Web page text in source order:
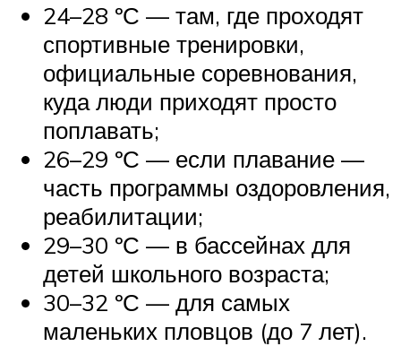
24–28 ºС — там, где проходят
спортивные тренировки,
официальные соревнования,
куда люди приходят просто
поплавать;
26–29 ºС — если плавание —
часть программы оздоровления,
реабилитации;
29–30 ºС — в бассейнах для
детей школьного возраста;
30–32 ºС — для самых
маленьких пловцов (до 7 лет).